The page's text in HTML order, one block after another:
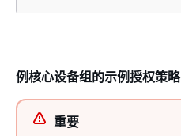
例核心设备组的示例授权策略
重要